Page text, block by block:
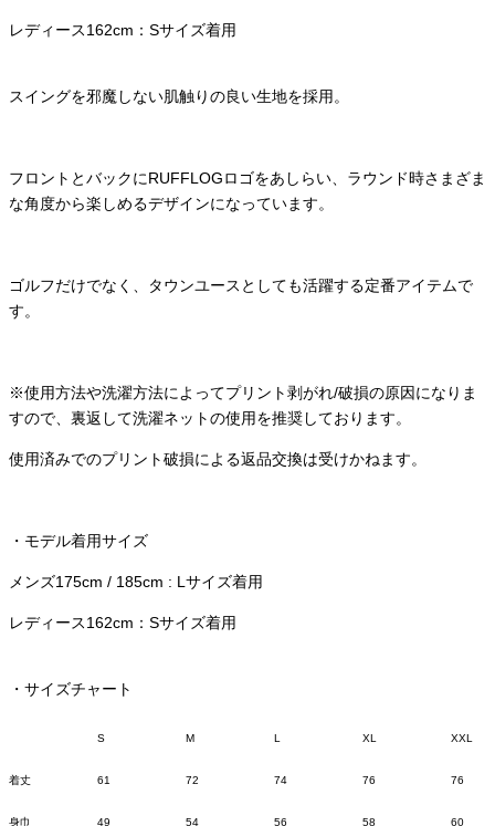
レディース162cm ： Sサイズ着用
スイングを邪魔しない肌触りの良い生地を採用。
フロントとバックにRUFFLOGロゴをあしらい、ラウンド時さまざま
な角度から楽しめるデザインになっています。
ゴルフだけでなく、タウンユースとしても活躍する定番アイテムで
す。
※使用方法や洗濯方法によってプリント剥がれ/破損の原因になりま
すので、裏返して洗濯ネットの使用を推奨しております。
使用済みでのプリント破損による返品交換は受けかねます。
・モデル着用サイズ
メンズ175cm / 185cm : Lサイズ着用
レディース162cm ： Sサイズ着用
・サイズチャート
S M L XL XXL
着丈 61 72 74 76 76
身巾 49 54 56 58 60